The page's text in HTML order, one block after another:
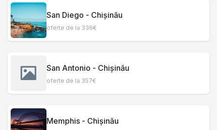
San Diego - Chișinău
oferte de la 336€
San Antonio - Chișinău
oferte de la 357€
Memphis - Chișinău